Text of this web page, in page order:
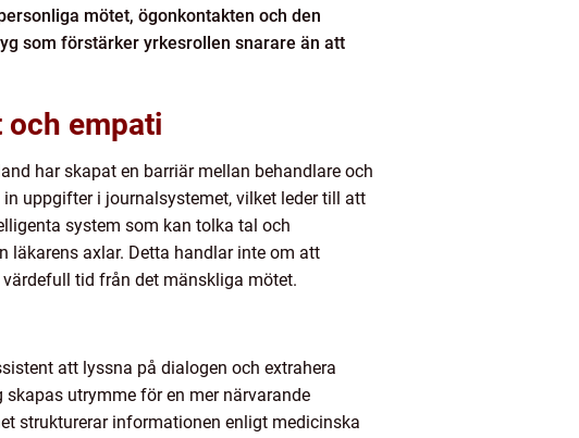
mötet, ögonkontakten och den
som förstärker yrkesrollen snarare än att
empati
har skapat en barriär mellan behandlare och
uppgifter i journalsystemet, vilket leder till att
system som kan tolka tal och
axlar. Detta handlar inte om att
tid från det mänskliga mötet.
att lyssna på dialogen och extrahera
utrymme för en mer närvarande
strukturerar informationen enligt medicinska